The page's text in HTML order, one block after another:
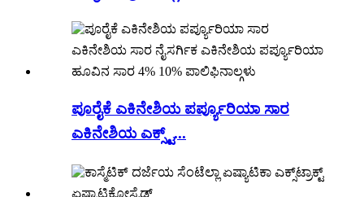
ಪೂರೈಕೆ ಎಕಿನೇಶಿಯ ಪರ್ಪ್ಯೂರಿಯಾ ಸಾರ
ಎಕಿನೇಶಿಯ ಎಕ್ಸ್ಟ್...